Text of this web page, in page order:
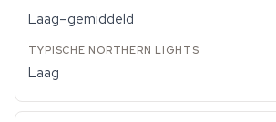
Laag–gemiddeld
Laag